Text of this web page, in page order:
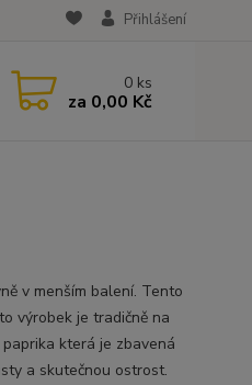
Přihlášení
0 ks
za 0,00 Kč
v menším balení. Tento
výrobek je tradičně na
která je zbavená
a skutečnou ostrost.